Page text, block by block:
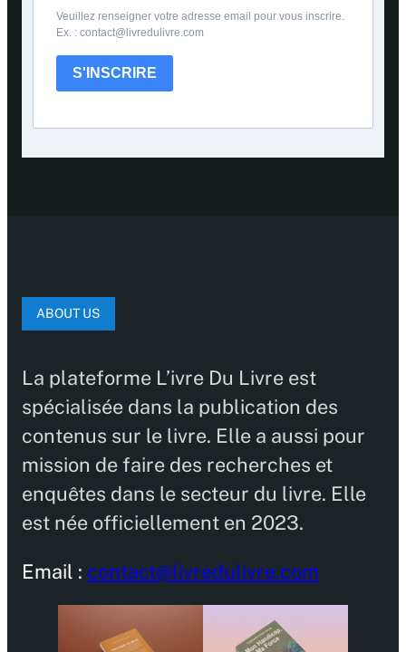
Veuillez renseigner votre adresse email pour vous inscrire.
Ex. : contact@livredulivre.com
S'INSCRIRE
ABOUT US
La plateforme L’ivre Du Livre est
spécialisée dans la publication des
contenus sur le livre. Elle a aussi pour
mission de faire des recherches et
enquêtes dans le secteur du livre. Elle
est née officiellement en 2023.
Email : contact@livredulivre.com